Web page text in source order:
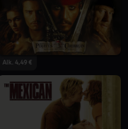
Alk. 4,49 €